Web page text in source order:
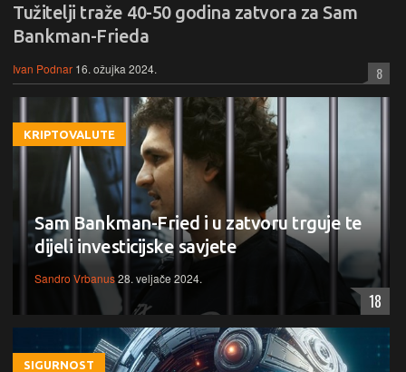
Tužitelji traže 40-50 godina zatvora za Sam
Bankman-Frieda
Ivan Podnar 16. ožujka 2024. 8
KRIPTOVALUTE
Sam Bankman-Fried i u zatvoru trguje te
dijeli investicijske savjete
Sandro Vrbanus28. veljače 2024.
18
SIGURNOST